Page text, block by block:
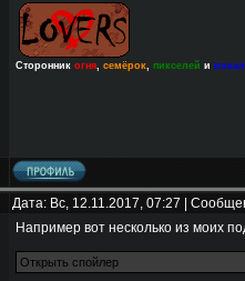
Сторонник огня, семёрок, пикселей и
Дата: Вс, 12.11.2017, 07:27 |
Например вот несколько из моих